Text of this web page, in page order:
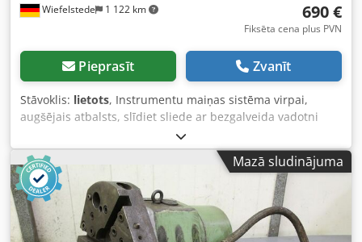
Wiefelstede 1 122 km 690 €
Fiksēta cena plus PVN
Pieprasīt Zvanīt
Stāvoklis: lietots, Instrumentu maiņas sistēma virpai,
augšējais atbalsts, slīdiet sliede ar bezgalveida vadotni
Dcedeb Uhq Tspfx Af Aok -ar četrkārtēju instrumentu
turētāju -Izmēri: skatīt fotogrāfijas -Izmēri: 400/260/H200
mm -Svars: 25,2 kg
Mazā sludinājuma